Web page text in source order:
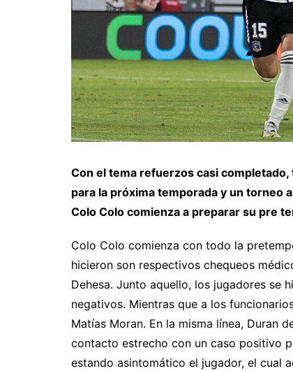
Con el tema refuerzos casi
para la próxima temporada y un torneo
Colo Colo comienza a preparar su pre
Colo Colo comienza con todo la
hicieron son respectivos chequeos
Dehesa. Junto aquello, los jugadores se
negativos. Mientras que a los
Matías Moran. En la misma línea, Duran
contacto estrecho con un caso positivo
estando asintomático el jugador, el cual